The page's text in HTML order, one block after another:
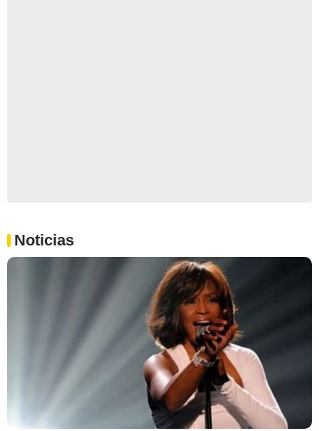
Noticias